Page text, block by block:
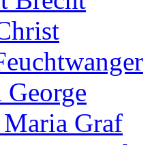
George
Graf